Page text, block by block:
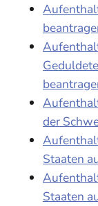
der
Staaten
Staaten